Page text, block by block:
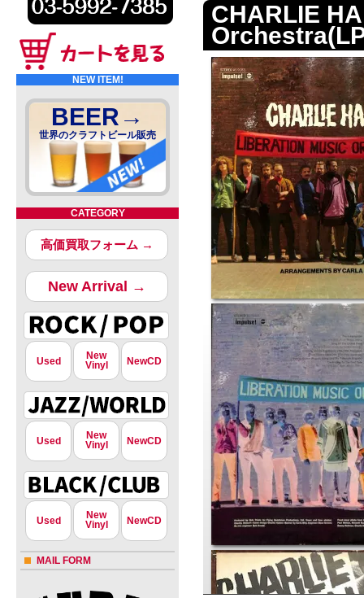
NEW ITEM!
BEER→
世界のクラフトビール販売
CATEGORY
高価買取フォーム →
New Arrival →
Used
New
Vinyl
NewCD
Used
New
Vinyl
NewCD
Used
New
Vinyl
NewCD
MAIL FORM
CHARLIE